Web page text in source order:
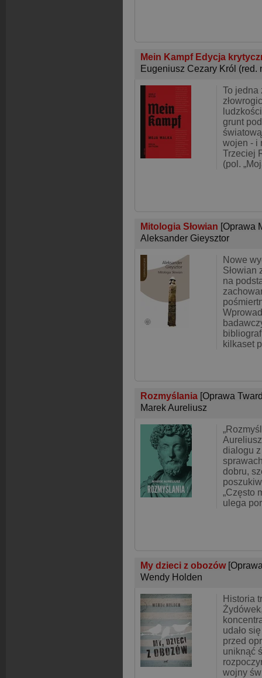
Mein Kampf Edycja
Eugeniusz Cezary Król (red.
To jedna
grunt
wojen - i
Trzeciej
(pol.
Mitologia Słowian [Oprawa
Aleksander Gieysztor
Nowe
Słowian
na
kilkaset p
Rozmyślania [Oprawa
Marek Aureliusz
dialogu
dobru,
„Często
ulega
My dzieci z obozów
Wendy Holden
Historia
udało
przed
uniknąć
wojny